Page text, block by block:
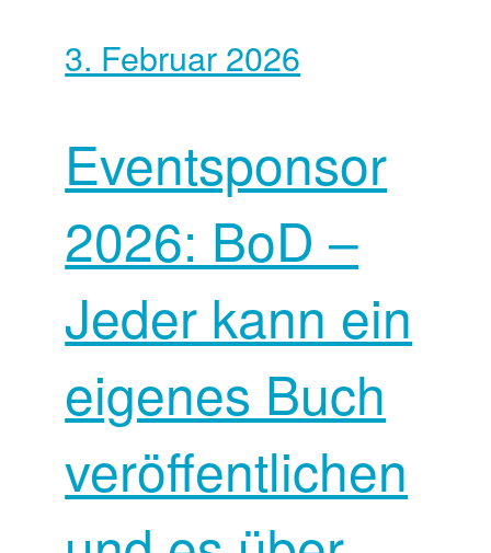
3. Februar 2026
Eventsponsor
2026: BoD –
Jeder kann ein
eigenes Buch
veröffentlichen